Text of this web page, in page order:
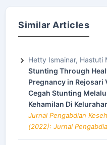
Similar Articles
Hetty Ismainar, Hastuti
Stunting Through
Pregnancy in Rejosari
Cegah Stunting
Kehamilan Di
Jurnal Pengabdian
(2022): Jurnal